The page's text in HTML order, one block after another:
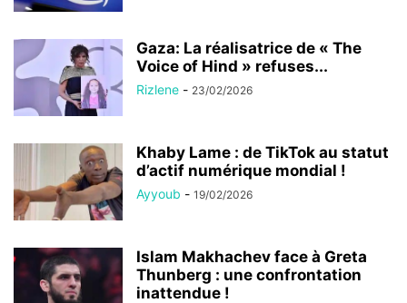
Gaza: La réalisatrice de « The
Voice of Hind » refuses...
Rizlene - 23/02/2026
Khaby Lame : de TikTok au statut
d’actif numérique mondial !
Ayyoub - 19/02/2026
Islam Makhachev face à Greta
Thunberg : une confrontation
inattendue !